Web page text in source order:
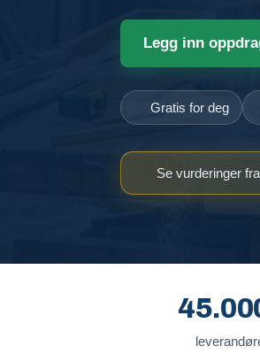
Legg inn
Gratis for deg
Se vurderinger